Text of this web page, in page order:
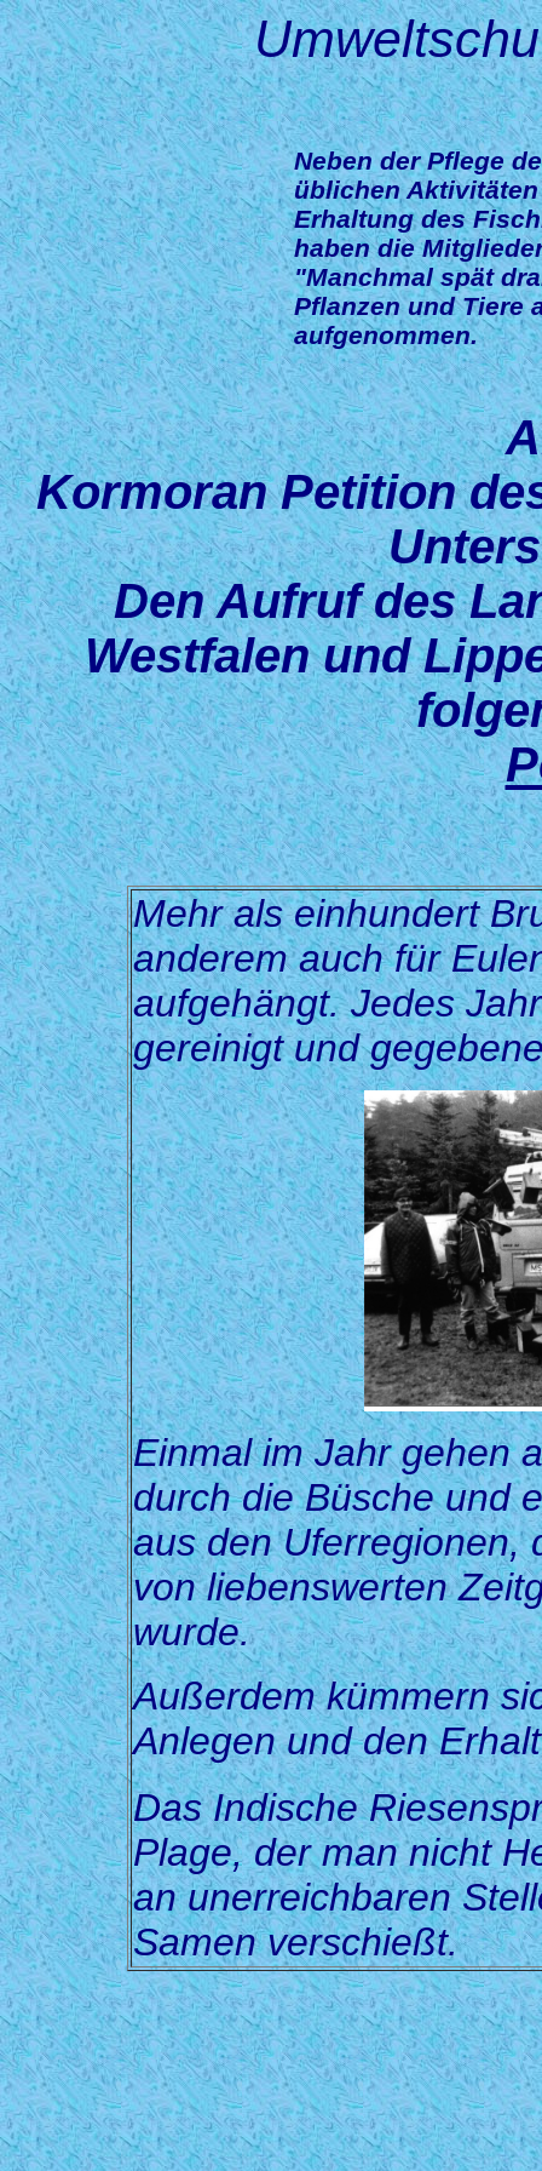
Neben der Pflege
üblichen
Erhaltung des
haben die
"Manchmal spät
Pflanzen und Tiere
aufgenommen.
Kormoran Petition
Den Aufruf des
Westfalen und
Mehr als einhundert
anderem auch für
aufgehängt. Jedes
gereinigt und
Einmal im Jahr gehen
durch die Büsche und
aus den Uferregionen,
von liebenswerten
wurde.
Außerdem kümmern
Anlegen und den
Das Indische
Plage, der man nicht
an unerreichbaren
Samen verschießt.